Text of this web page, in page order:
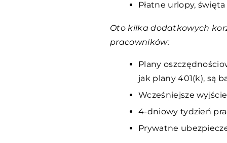
Płatne urlopy,
Oto kilka dodatkowych
pracowników:
Plany
jak plany 401(k), są
Wcześniejsze
4-dniowy tydzień
Prywatne